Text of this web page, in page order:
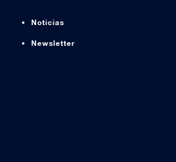
Noticias
Newsletter